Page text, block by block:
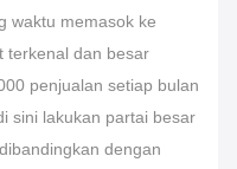
waktu memasok ke
terkenal dan besar
penjualan setiap bulan
sini lakukan partai besar
dengan